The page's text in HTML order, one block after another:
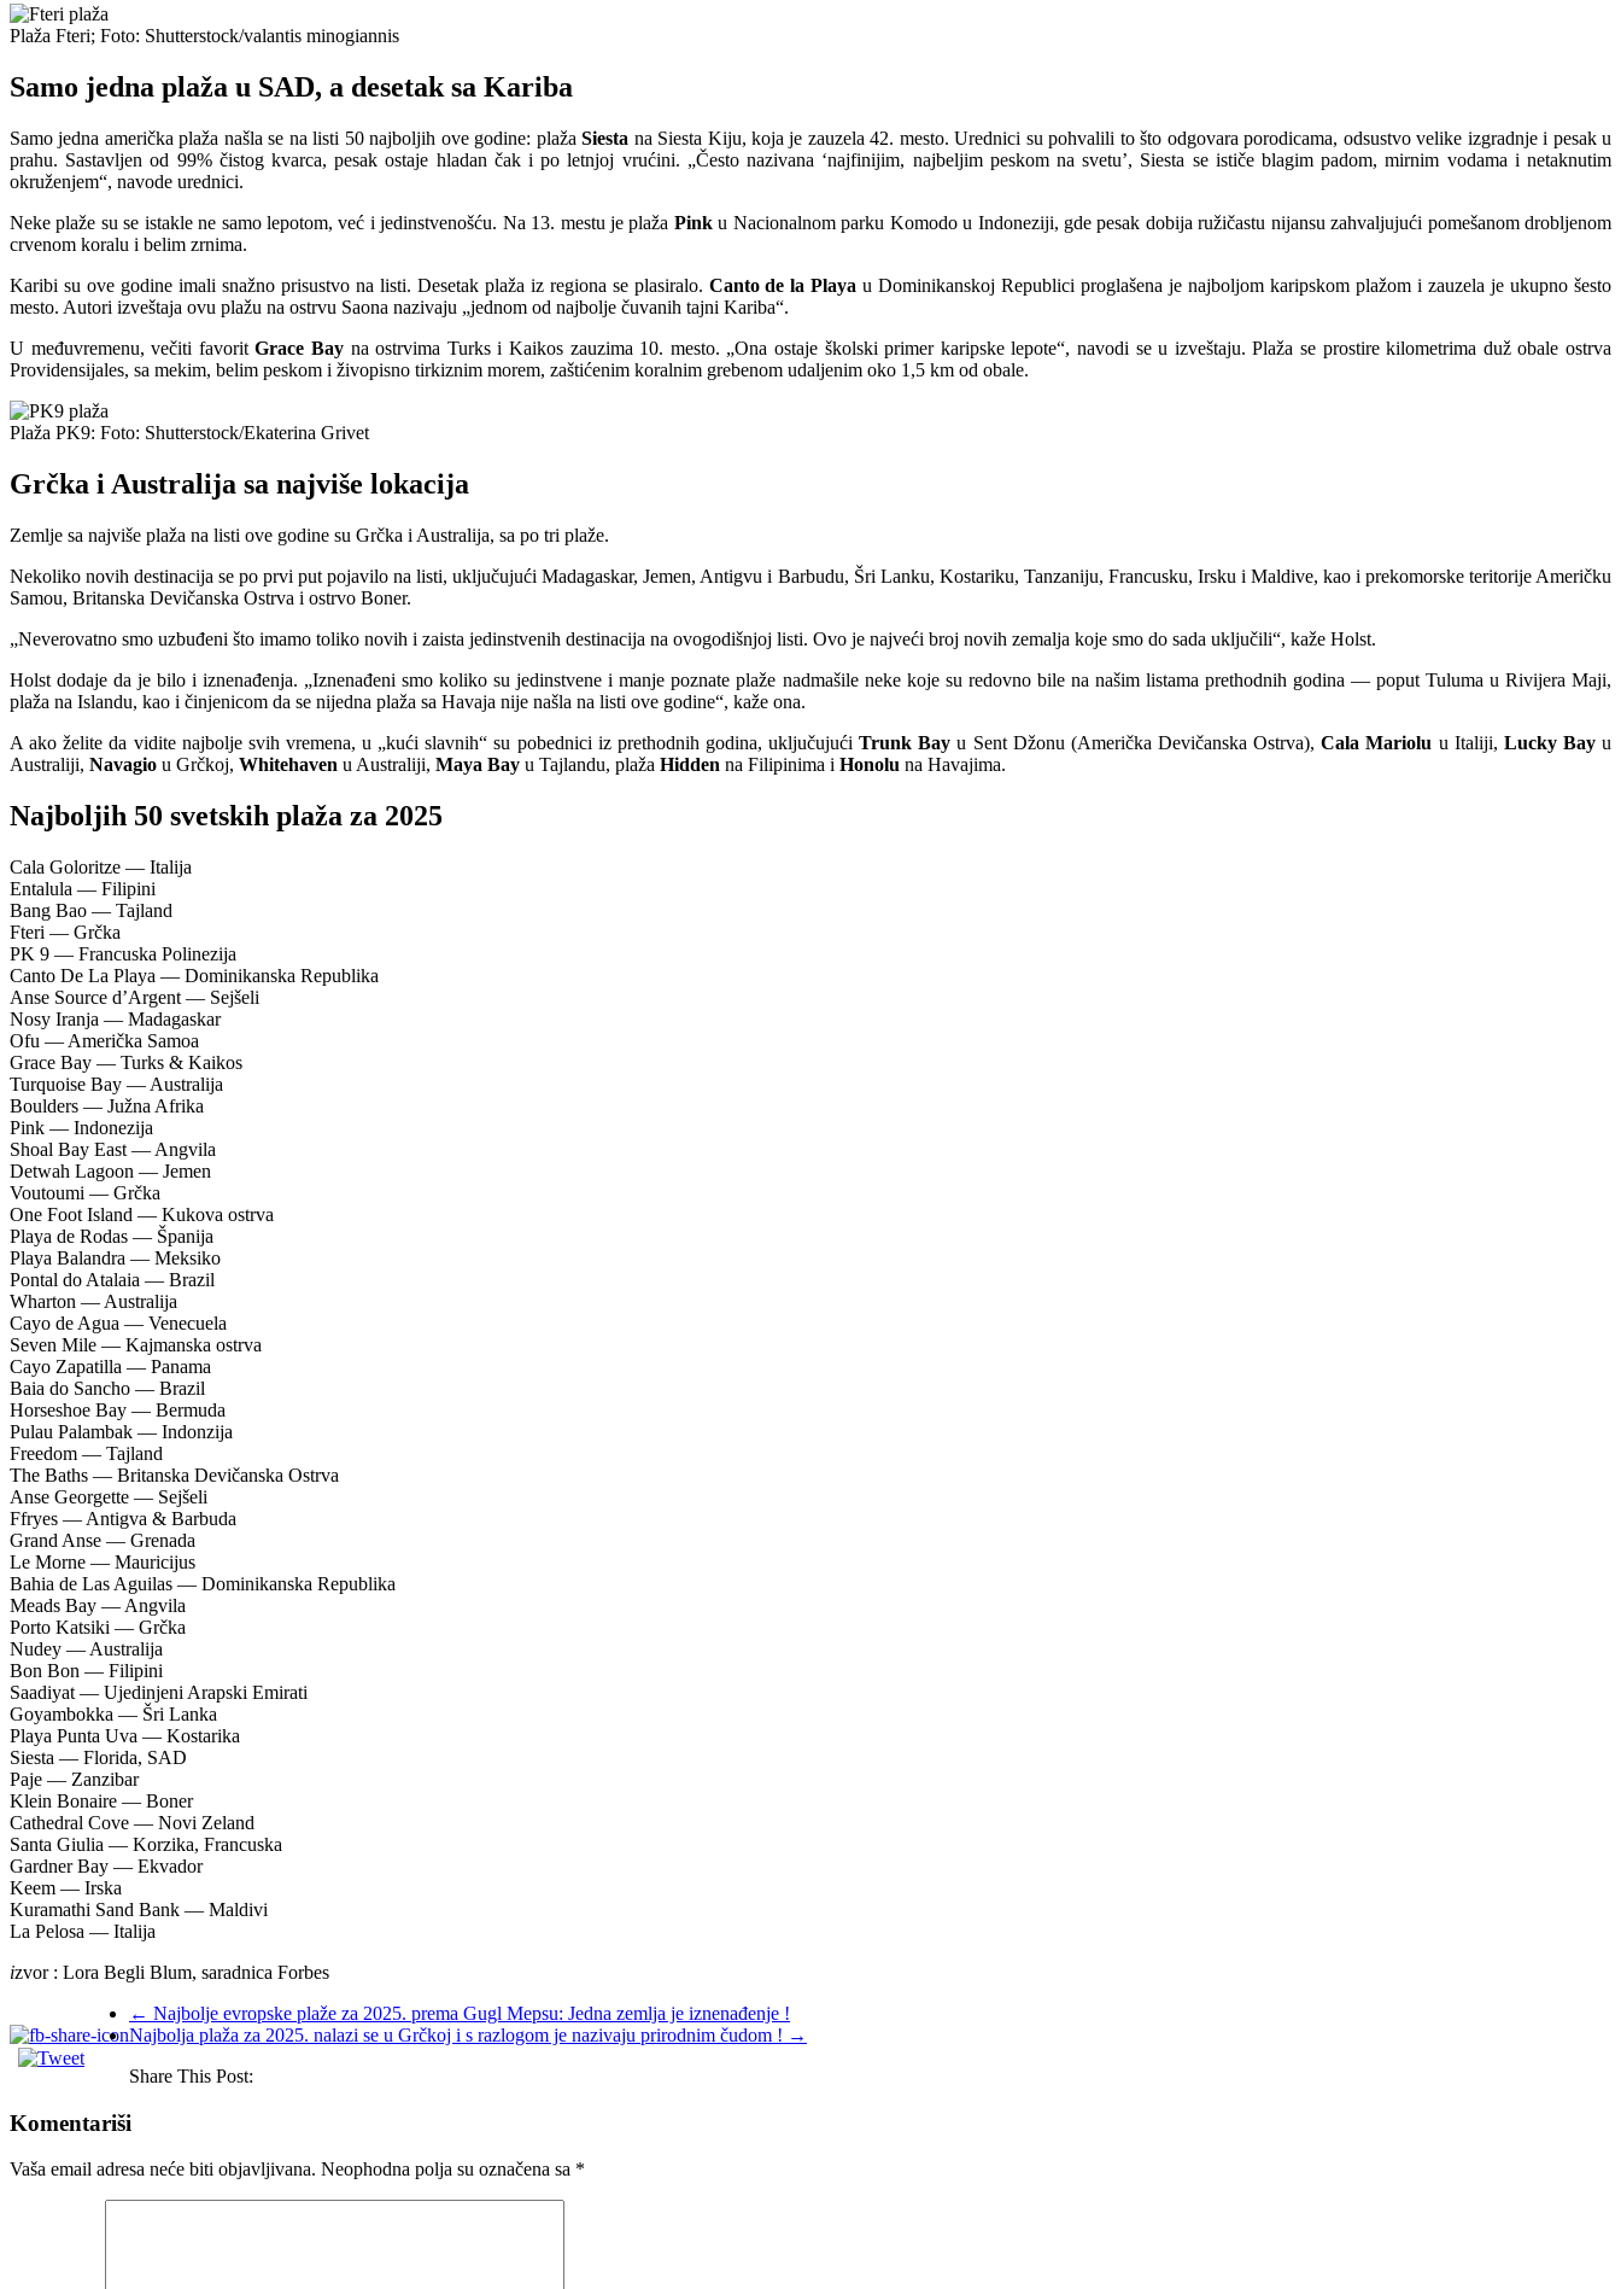
Plaža Fteri; Foto: Shutterstock/valantis minogiannis
Samo jedna plaža u SAD, a desetak sa Kariba
Samo jedna američka plaža našla se na listi 50 najboljih ove godine: plažaSiesta na Siesta Kiju, koja je zauzela 42. mesto. Urednici su pohvalili to što odgovara porodicama, odsustvo velike izgradnje i pesak u
prahu. Sastavljen od 99% čistog kvarca, pesak ostaje hladan čak i po letnjoj vrućini. „Često nazivana ‘najfinijim, najbeljim peskom na svetu’, Siesta se ističe blagim padom, mirnim vodama i netaknutim
okruženjem“, navode urednici.
Neke plaže su se istakle ne samo lepotom, već i jedinstvenošću. Na 13. mestu je plaža Pinku Nacionalnom parku Komodo u Indoneziji, gde pesak dobija ružičastu nijansu zahvaljujući pomešanom drobljenom
crvenom koralu i belim zrnima.
Karibi su ove godine imali snažno prisustvo na listi. Desetak plaža iz regiona se plasiralo. Canto de la Playa u Dominikanskoj Republici proglašena je najboljom karipskom plažom i zauzela je ukupno šesto
mesto. Autori izveštaja ovu plažu na ostrvu Saona nazivaju „jednom od najbolje čuvanih tajni Kariba“.
U međuvremenu, večiti favoritGrace Bay na ostrvima Turks i Kaikos zauzima 10. mesto. „Ona ostaje školski primer karipske lepote“, navodi se u izveštaju. Plaža se prostire kilometrima duž obale ostrva
Providensijales, sa mekim, belim peskom i živopisno tirkiznim morem, zaštićenim koralnim grebenom udaljenim oko 1,5 km od obale.
Plaža PK9: Foto: Shutterstock/Ekaterina Grivet
Grčka i Australija sa najviše lokacija
Zemlje sa najviše plaža na listi ove godine su Grčka i Australija, sa po tri plaže.
Nekoliko novih destinacija se po prvi put pojavilo na listi, uključujući Madagaskar, Jemen, Antigvu i Barbudu, Šri Lanku, Kostariku, Tanzaniju, Francusku, Irsku i Maldive, kao i prekomorske teritorije Američku
Samou, Britanska Devičanska Ostrva i ostrvo Boner.
„Neverovatno smo uzbuđeni što imamo toliko novih i zaista jedinstvenih destinacija na ovogodišnjoj listi. Ovo je najveći broj novih zemalja koje smo do sada uključili“, kaže Holst.
Holst dodaje da je bilo i iznenađenja. „Iznenađeni smo koliko su jedinstvene i manje poznate plaže nadmašile neke koje su redovno bile na našim listama prethodnih godina — poput Tuluma u Rivijera Maji,
plaža na Islandu, kao i činjenicom da se nijedna plaža sa Havaja nije našla na listi ove godine“, kaže ona.
A ako želite da vidite najbolje svih vremena, u „kući slavnih“ su pobednici iz prethodnih godina, uključujućiTrunk Bay u Sent Džonu (Američka Devičanska Ostrva),Cala Mariolu u Italiji, Lucky Bayu
Australiji, Navagio u Grčkoj, Whitehaven u Australiji, Maya Bay u Tajlandu, plaža Hidden na Filipinima i Honolu na Havajima.
Najboljih 50 svetskih plaža za 2025
Cala Goloritze — Italija
Entalula — Filipini
Bang Bao — Tajland
Fteri — Grčka
PK 9 — Francuska Polinezija
Canto De La Playa — Dominikanska Republika
Anse Source d’Argent — Sejšeli
Nosy Iranja — Madagaskar
Ofu — Američka Samoa
Grace Bay — Turks & Kaikos
Turquoise Bay — Australija
Boulders — Južna Afrika
Pink — Indonezija
Shoal Bay East — Angvila
Detwah Lagoon — Jemen
Voutoumi — Grčka
One Foot Island — Kukova ostrva
Playa de Rodas — Španija
Playa Balandra — Meksiko
Pontal do Atalaia — Brazil
Wharton — Australija
Cayo de Agua — Venecuela
Seven Mile — Kajmanska ostrva
Cayo Zapatilla — Panama
Baia do Sancho — Brazil
Horseshoe Bay — Bermuda
Pulau Palambak — Indonzija
Freedom — Tajland
The Baths — Britanska Devičanska Ostrva
Anse Georgette — Sejšeli
Ffryes — Antigva & Barbuda
Grand Anse — Grenada
Le Morne — Mauricijus
Bahia de Las Aguilas — Dominikanska Republika
Meads Bay — Angvila
Porto Katsiki — Grčka
Nudey — Australija
Bon Bon — Filipini
Saadiyat — Ujedinjeni Arapski Emirati
Goyambokka — Šri Lanka
Playa Punta Uva — Kostarika
Siesta — Florida, SAD
Paje — Zanzibar
Klein Bonaire — Boner
Cathedral Cove — Novi Zeland
Santa Giulia — Korzika, Francuska
Gardner Bay — Ekvador
Keem — Irska
Kuramathi Sand Bank — Maldivi
La Pelosa — Italija
izvor : Lora Begli Blum, saradnica Forbes
← Najbolje evropske plaže za 2025. prema Gugl Mepsu: Jedna zemlja je iznenađenje !
Najbolja plaža za 2025. nalazi se u Grčkoj i s razlogom je nazivaju prirodnim čudom ! →
Share This Post:
Komentariši
Vaša email adresa neće biti objavljivana. Neophodna polja su označena sa *